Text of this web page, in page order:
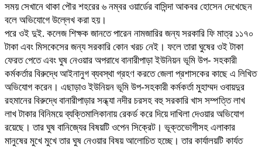
সময় সেখানে থাকা পৌর শহরের ৬ নম্বর ওয়ার্ডের বাসিন্দা আকবর হোসেন দেখেছেন
বলে অভিযোগে উল্লেখ করা হয়।
পরে ওই দুই. কলেজ শিক্ষক জানতে পারেন নামজারির জন্য সরকারি ফি মাত্র ১১৭০
টাকা এবং মিসকেসের জন্য সরকারি কোন খরচ নেই। ফলে তারা ঘুষের ওই টাকা
ফেরত পেতে এবং ঘুষ নেওয়ার অপরাধে বানারীপাড়া ইউনিয়ন ভূমি উপ- সহকারী
কর্মকর্তার বিরুদ্ধে আইনানুগ ব্যবস্থা গ্রহণ করতে জেলা প্রশাসকের কাছে এ লিখিত
অভিযোগ করেন। এছাড়াও ইউনিয়ন ভূমি উপ-সহকারী কর্মকর্তা মুহাম্মদ ওবায়দুর
রহমানের বিরুদ্ধে বানারীপাড়ার সন্ধ্যা নদীর চরসহ বহু সরকারি খাস সম্পত্তি লাখ
লাখ টাকার বিনিময়ে ব্যক্তিমালিকানায় রেকর্ড করে দিয়ে দাখিলা দেওয়ার অভিযোগ
রয়েছে। তার ঘুষ বানিজ্যের বিষয়টি ওপেন সিক্রেট। ভূক্তভোগীসহ এলাকার
মানুষের মুখে মুখে তার ঘুষ নেওয়ার বিষয় আলোচিত হচ্ছে। তার কার্যালয়টি কার্যত